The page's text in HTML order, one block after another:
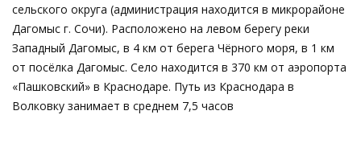
сельского округа (администрация находится в микрорайоне
Дагомыс г. Сочи). Расположено на левом берегу реки
Западный Дагомыс, в 4 км от берега Чёрного моря, в 1 км
от посёлка Дагомыс. Село находится в 370 км от аэропорта
«Пашковский» в Краснодаре. Путь из Краснодара в
Волковку занимает в среднем 7,5 часов